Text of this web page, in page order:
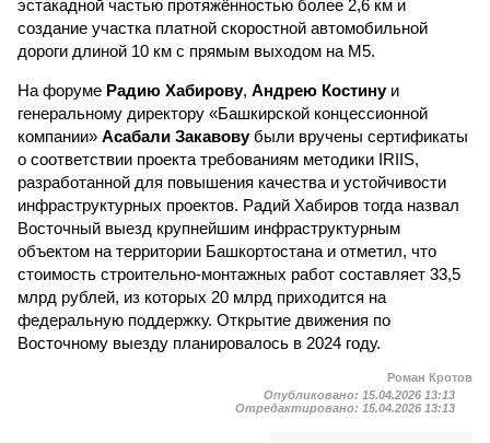
эстакадной частью протяжённостью более 2,6 км и
создание участка платной скоростной автомобильной
дороги длиной 10 км с прямым выходом на М5.
На форуме Радию Хабирову, Андрею Костинуи
генеральному директору «Башкирской концессионной
компании» Асабали Закавовубыли вручены сертификаты
о соответствии проекта требованиям методики IRIIS,
разработанной для повышения качества и устойчивости
инфраструктурных проектов. Радий Хабиров тогда назвал
Восточный выезд крупнейшим инфраструктурным
объектом на территории Башкортостана и отметил, что
стоимость строительно-монтажных работ составляет 33,5
млрд рублей, из которых 20 млрд приходится на
федеральную поддержку. Открытие движения по
Восточному выезду планировалось в 2024 году.
Роман Кротов
Опубликовано: 15.04.2026 13:13
Отредактировано: 15.04.2026 13:13